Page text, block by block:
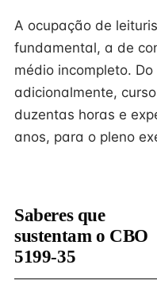
A ocupação de
fundamental, a de
médio incompleto.
adicionalmente,
duzentas horas e
anos, para o pleno
Saberes que
sustentam o CBO
5199-35